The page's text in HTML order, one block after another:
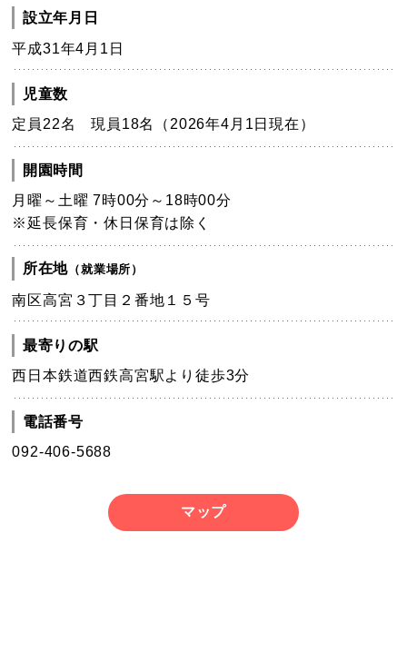
設立年月日
平成31年4月1日
児童数
定員22名 現員18名（2026年4月1日現在）
開園時間
月曜～土曜 7時00分～18時00分
※延長保育・休日保育は除く
所在地 （就業場所）
南区高宮３丁目２番地１５号
最寄りの駅
西日本鉄道西鉄高宮駅より徒歩3分
電話番号
092-406-5688
マップ